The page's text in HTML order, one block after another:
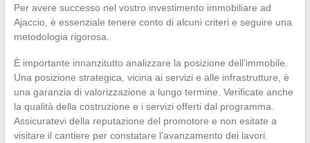
Per avere successo nel vostro investimento immobiliare ad
Ajaccio, è essenziale tenere conto di alcuni criteri e seguire una
metodologia rigorosa.
È importante innanzitutto analizzare la posizione dell’immobile.
Una posizione strategica, vicina ai servizi e alle infrastrutture, è
una garanzia di valorizzazione a lungo termine. Verificate anche
la qualità della costruzione e i servizi offerti dal programma.
Assicuratevi della reputazione del promotore e non esitate a
visitare il cantiere per constatare l’avanzamento dei lavori.